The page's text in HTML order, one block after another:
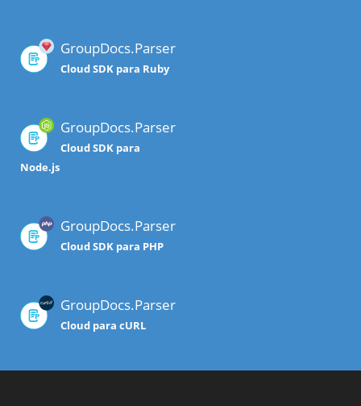
GroupDocs.Parser
Cloud SDK para Ruby
GroupDocs.Parser
Cloud SDK para
Node.js
GroupDocs.Parser
Cloud SDK para PHP
GroupDocs.Parser
Cloud para cURL